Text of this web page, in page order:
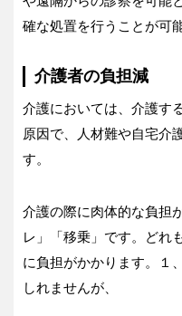
確な処置を行うことが可
介護者の負担減
介護においては、介護す
原因で、人材難や自宅介
す。
介護の際に肉体的な負担
レ」「移乗」です。どれ
に負担がかかります。１
しれませんが、